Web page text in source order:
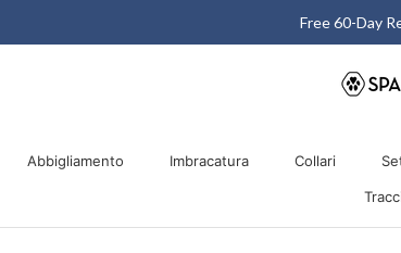
Matching
Abbigliamento Imbracatura Collari